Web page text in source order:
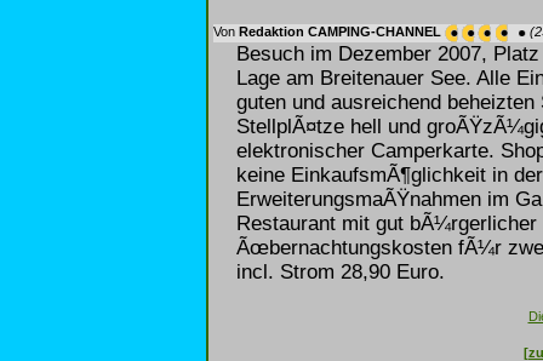
Von Redaktion CAMPING-CHANNEL
Besuch im Dezember 2007,
Lage am Breitenauer See. Alle
guten und ausreichend
StellplÃ¤tze hell und
elektronischer Camperkarte.
keine EinkaufsmÃ¶glichkeit in
ErweiterungsmaÃŸnahmen im
Restaurant mit gut
Ãœbernachtungskosten fÃ¼r
incl. Strom 28,90 Euro.